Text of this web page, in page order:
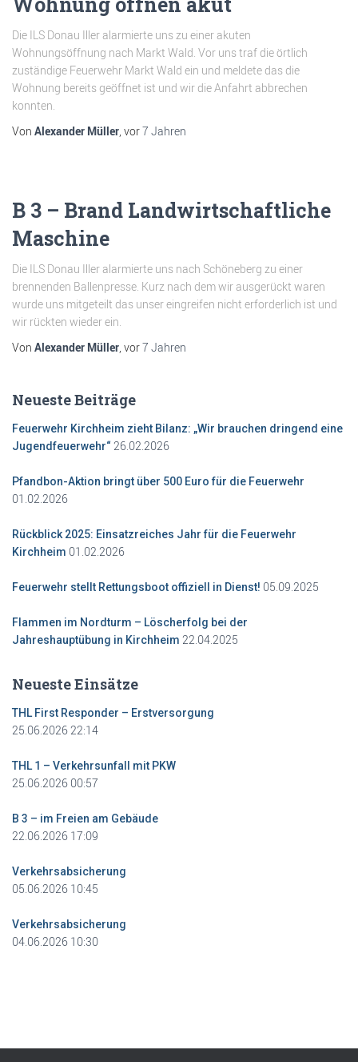
Die ILS Donau Iller alarmierte uns zu einer akuten
Wohnungsöffnung nach Markt Wald. Vor uns traf die örtlich
zuständige Feuerwehr Markt Wald ein und meldete das die
Wohnung bereits geöffnet ist und wir die Anfahrt abbrechen
konnten.
Von Alexander Müller, vor7 Jahren
B 3 – Brand Landwirtschaftliche
Maschine
Die ILS Donau Iller alarmierte uns nach Schöneberg zu einer
brennenden Ballenpresse. Kurz nach dem wir ausgerückt waren
wurde uns mitgeteilt das unser eingreifen nicht erforderlich ist und
wir rückten wieder ein.
Von Alexander Müller, vor7 Jahren
Neueste Beiträge
Feuerwehr Kirchheim zieht Bilanz: „Wir brauchen dringend eine
Jugendfeuerwehr“ 26.02.2026
Pfandbon-Aktion bringt über 500 Euro für die Feuerwehr
01.02.2026
Rückblick 2025: Einsatzreiches Jahr für die Feuerwehr
Kirchheim 01.02.2026
Feuerwehr stellt Rettungsboot offiziell in Dienst! 05.09.2025
Flammen im Nordturm – Löscherfolg bei der
Jahreshauptübung in Kirchheim 22.04.2025
Neueste Einsätze
THL First Responder – Erstversorgung
25.06.2026 22:14
THL 1 – Verkehrsunfall mit PKW
25.06.2026 00:57
B 3 – im Freien am Gebäude
22.06.2026 17:09
Verkehrsabsicherung
05.06.2026 10:45
Verkehrsabsicherung
04.06.2026 10:30